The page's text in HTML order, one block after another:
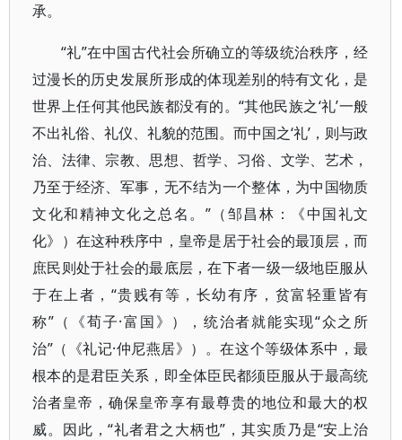
承。
“礼”在中国古代社会所确立的等级统治秩序，经
过漫长的历史发展所形成的体现差别的特有文化，是
世界上任何其他民族都没有的。“其他民族之‘礼’一般
不出礼俗、礼仪、礼貌的范围。而中国之‘礼’，则与政
治、法律、宗教、思想、哲学、习俗、文学、艺术，
乃至于经济、军事，无不结为一个整体，为中国物质
文化和精神文化之总名。”（邹昌林：《中国礼文
化》）在这种秩序中，皇帝是居于社会的最顶层，而
庶民则处于社会的最底层，在下者一级一级地臣服从
于在上者，“贵贱有等，长幼有序，贫富轻重皆有
称”（《荀子·富国》），统治者就能实现“众之所
治”（《礼记·仲尼燕居》）。在这个等级体系中，最
根本的是君臣关系，即全体臣民都须臣服从于最高统
治者皇帝，确保皇帝享有最尊贵的地位和最大的权
威。因此，“礼者君之大柄也”，其实质乃是“安上治